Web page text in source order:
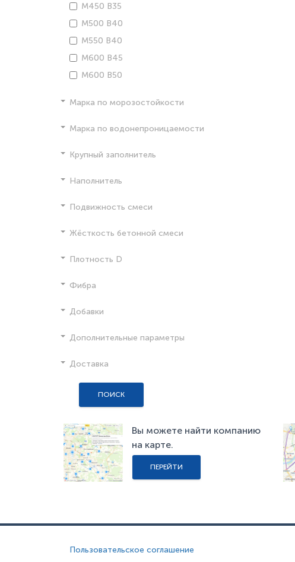
М450 В35
М500 В40
М550 В40
М600 В45
М600 В50
Марка по морозостойкости
Марка по водонепроницаемости
Крупный заполнитель
Наполнитель
Подвижность смеси
Жёсткость бетонной смеси
Плотность D
Фибра
Добавки
Дополнительные параметры
Доставка
ПОИСК
Вы можете найти компанию
на карте.
ПЕРЕЙТИ
Пользовательское соглашение